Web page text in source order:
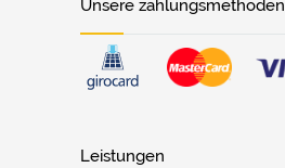
Unsere zahlungsmethoden
Leistungen